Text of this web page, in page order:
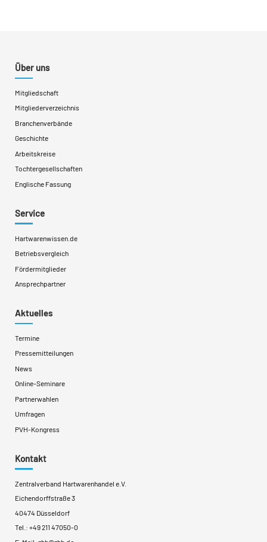
Über uns
Mitgliedschaft
Mitgliederverzeichnis
Branchenverbände
Geschichte
Arbeitskreise
Tochtergesellschaften
Englische Fassung
Service
Hartwarenwissen.de
Betriebsvergleich
Fördermitglieder
Ansprechpartner
Aktuelles
Termine
Pressemitteilungen
News
Online-Seminare
Partnerwahlen
Umfragen
PVH-Kongress
Kontakt
Zentralverband Hartwarenhandel e.V.
Eichendorffstraße 3
40474 Düsseldorf
Tel.: +49 211 47050-0